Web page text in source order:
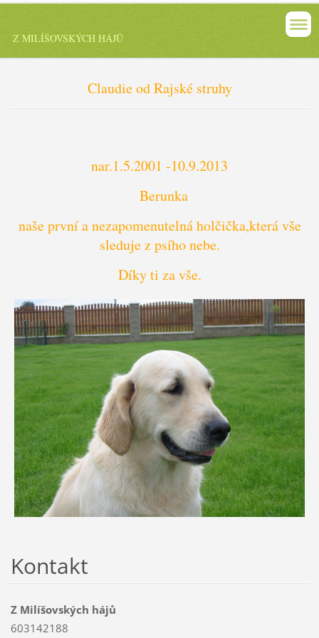
Z MILÍŠOVSKÝCH HÁJŮ
Claudie od Rajské struhy
nar.1.5.2001 -10.9.2013
Berunka
naše první a nezapomenutelná holčička,která vše
sleduje z psího nebe.
Díky ti za vše.
Kontakt
Z Milíšovských hájů
603142188